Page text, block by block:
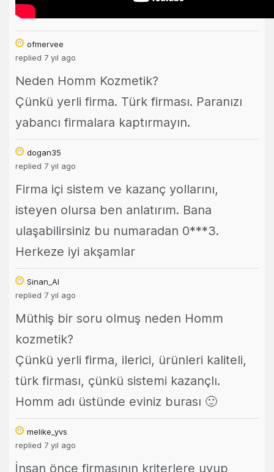
ofmervee
replied 7 yıl ago
Neden Homm Kozmetik?
Çünkü yerli firma. Türk firması. Paranızı
yabancı firmalara kaptırmayın.
dogan35
replied 7 yıl ago
Firma içi sistem ve kazanç yollarını,
isteyen olursa ben anlatırım. Bana
ulaşabilirsiniz bu numaradan 0***3.
Herkeze iyi akşamlar
Sinan_Al
replied 7 yıl ago
Müthiş bir soru olmuş neden Homm
kozmetik?
Çünkü yerli firma, ilerici, ürünleri kaliteli,
türk firması, çünkü sistemi kazançlı.
Homm adı üstünde eviniz burası 🙂
melike_yvs
replied 7 yıl ago
İnsan önce firmasının kriterlere uyup